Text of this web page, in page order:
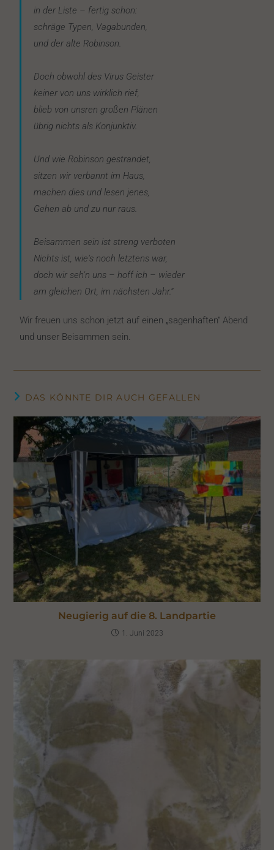
in der Liste – fertig schon:
schräge Typen, Vagabunden,
und der alte Robinson.
Doch obwohl des Virus Geister
keiner von uns wirklich rief,
blieb von unsren großen Plänen
übrig nichts als Konjunktiv.
Und wie Robinson gestrandet,
sitzen wir verbannt im Haus,
machen dies und lesen jenes,
Gehen ab und zu nur raus.
Beisammen sein ist streng verboten
Nichts ist, wie‘s noch letztens war,
doch wir seh‘n uns – hoff ich – wieder
am gleichen Ort, im nächsten Jahr.“
Wir freuen uns schon jetzt auf einen „sagenhaften“ Abend
und unser Beisammen sein.
DAS KÖNNTE DIR AUCH GEFALLEN
Neugierig auf die 8. Landpartie
1. Juni 2023